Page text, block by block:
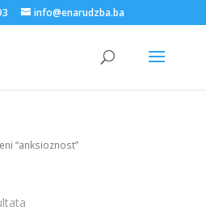
info@enarudzba.ba
“anksioznost”